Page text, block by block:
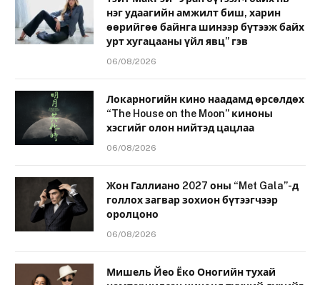
нэг удаагийн амжилт биш, харин
өөрийгөө байнга шинээр бүтээж байх
урт хугацааны үйл явц” гэв
06/08/2026
Локарногийн кино наадамд өрсөлдөх
“The House on the Moon” киноны
хэсгийг олон нийтэд цацлаа
06/08/2026
Жон Галлиано 2027 оны “Met Gala”-д
голлох загвар зохион бүтээгчээр
оролцоно
06/08/2026
Мишель Йео Ёко Оногийн тухай